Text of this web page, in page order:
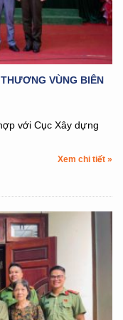
VÙNG BIÊN
với Cục Xây dựng
Xem chi tiết »